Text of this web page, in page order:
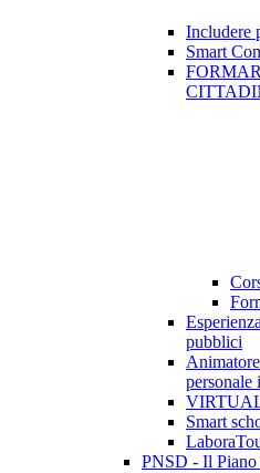
Includere
Smart
pubblici
personale
Smart
PNSD - Il